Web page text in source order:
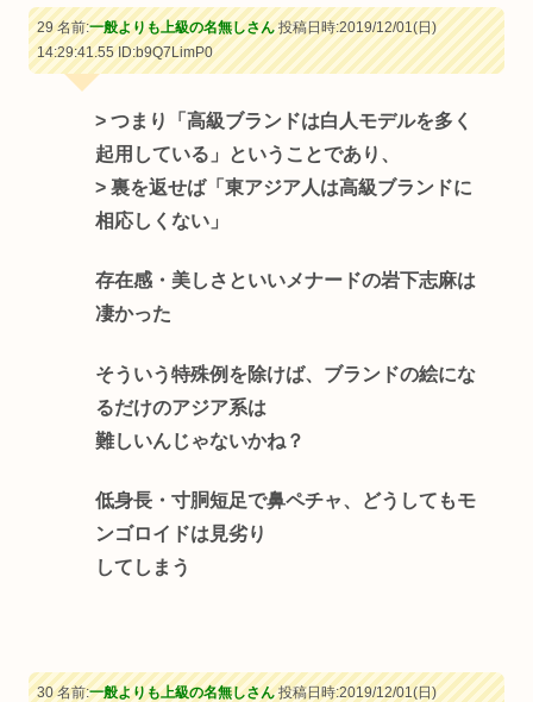
29 名前:一般よりも上級の名無しさん投稿日時:2019/12/01(日)
14:29:41.55ID:b9Q7LimP0
> つまり「高級ブランドは白人モデルを多く
起用している」ということであり、
> 裏を返せば「東アジア人は高級ブランドに
相応しくない」
存在感・美しさといいメナードの岩下志麻は
凄かった
そういう特殊例を除けば、ブランドの絵にな
るだけのアジア系は
難しいんじゃないかね？
低身長・寸胴短足で鼻ペチャ、どうしてもモ
ンゴロイドは見劣り
してしまう
30 名前:一般よりも上級の名無しさん投稿日時:2019/12/01(日)